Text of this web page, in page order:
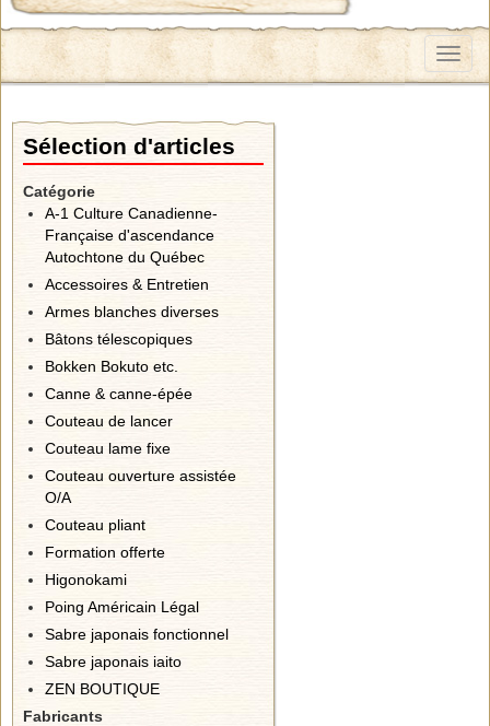
Menu
Sélection d'articles
Catégorie
A-1 Culture Canadienne-
Française d'ascendance
Autochtone du Québec
Accessoires & Entretien
Armes blanches diverses
Bâtons télescopiques
Bokken Bokuto etc.
Canne & canne-épée
Couteau de lancer
Couteau lame fixe
Couteau ouverture assistée
O/A
Couteau pliant
Formation offerte
Higonokami
Poing Américain Légal
Sabre japonais fonctionnel
Sabre japonais iaito
ZEN BOUTIQUE
Fabricants